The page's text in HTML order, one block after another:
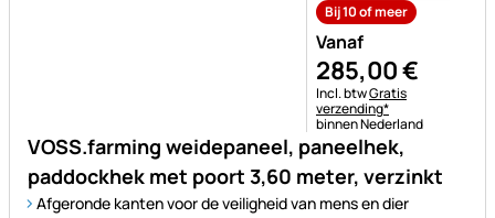
VOSS.farming weidepaneel, paneelhek,
paddockhek met poort 3,60 meter, verzinkt
Afgeronde kanten voor de veiligheid van mens en dier
Bij 10 of meer
Vanaf
285,00€
Belastinginformatie:
Incl. btwGratis
verzending*
binnen Nederland